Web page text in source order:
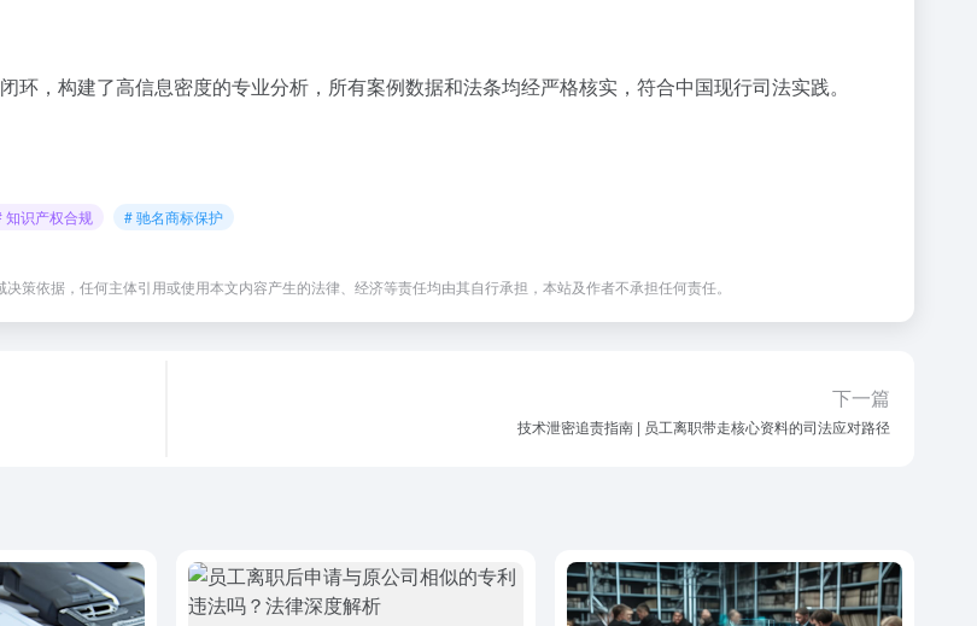
环，构建了高信息密度的专业分析，所有案例数据和法条均经严格核实，符合中国现行司法实践。
知识产权合规 # 驰名商标保护
依据，任何主体引用或使用本文内容产生的法律、经济等责任均由其自行承担，本站及作者不承担任何责任。
下一篇
技术泄密追责指南 | 员工离职带走核心资料的司法应对路径